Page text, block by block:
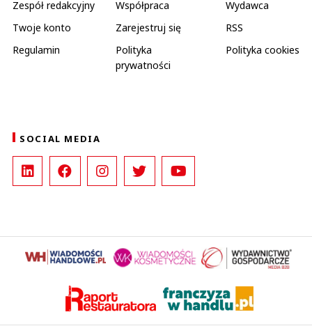
Zespół redakcyjny Współpraca
Wydawca
Twoje konto
Zarejestruj się
RSS
Regulamin
Polityka
prywatności
Polityka cookies
SOCIAL MEDIA